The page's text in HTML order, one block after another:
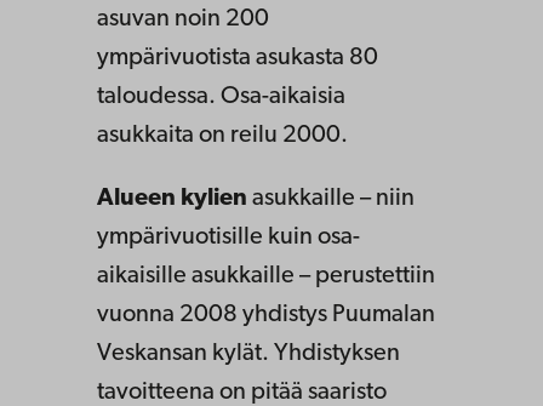
asuvan noin 200
ympärivuotista asukasta 80
taloudessa. Osa-aikaisia
asukkaita on reilu 2000.
Alueen kylien asukkaille – niin
ympärivuotisille kuin osa-
aikaisille asukkaille – perustettiin
vuonna 2008 yhdistys Puumalan
Veskansan kylät. Yhdistyksen
tavoitteena on pitää saaristo